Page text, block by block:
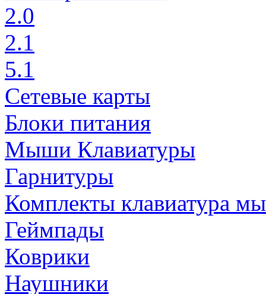
2.0
2.1
5.1
Сетевые карты
Блоки питания
Мыши Клавиатуры
Гарнитуры
Комплекты клавиатура
Геймпады
Коврики
Наушники